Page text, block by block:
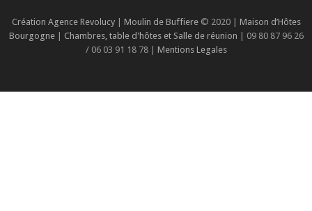
Création Agence Revolucy| Moulin de Buffiere© 2020 | Maison d’Hôtes
Bourgogne| Chambres, table d'hôtes et Salle de réunion
| 09 80 87 96 26
/ 06 03 91 18 78 | Mentions Legales